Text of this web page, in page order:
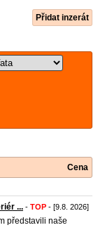
Přidat inzerát
Cena
... - TOP - [9.8. 2026]
představili naše